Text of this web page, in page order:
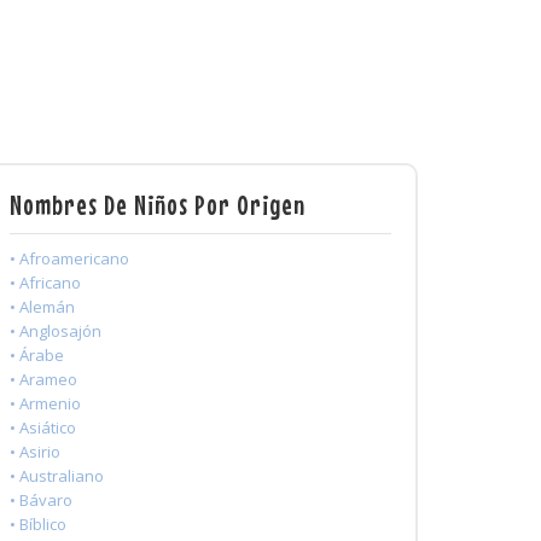
Nombres De Niños Por Origen
• Afroamericano
• Africano
• Alemán
• Anglosajón
• Árabe
• Arameo
• Armenio
• Asiático
• Asirio
• Australiano
• Bávaro
• Bíblico